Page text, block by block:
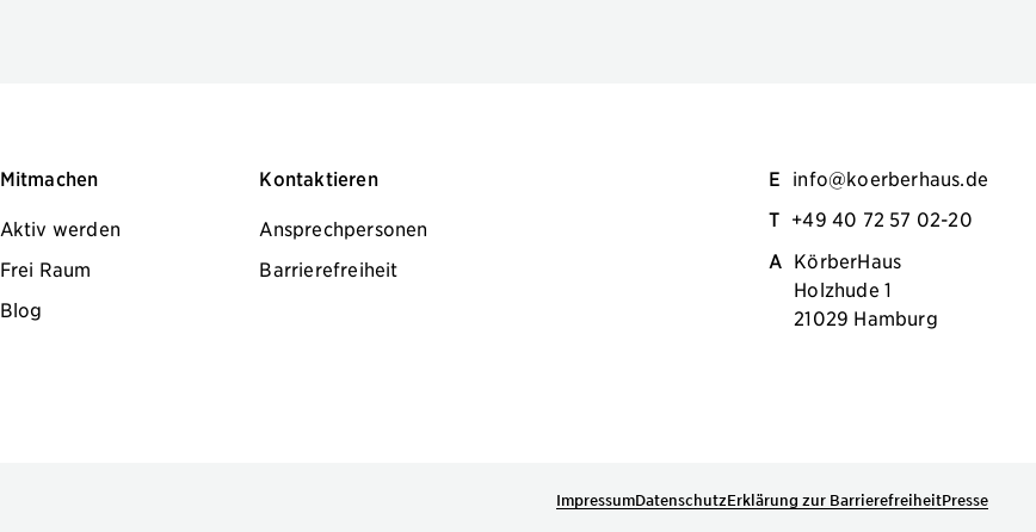
Mitmachen
Aktiv werden
Frei Raum
Blog
Kontaktieren
Ansprechpersonen
Barrierefreiheit
E info@koerberhaus.de
T +49 40 72 57 02-20
A KörberHaus
Holzhude 1
21029 Hamburg
ImpressumDatenschutzErklärung zur BarrierefreiheitPresse